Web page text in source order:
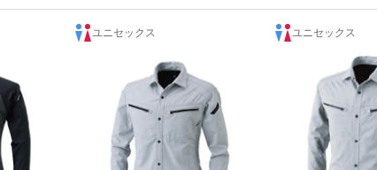
ユニセックス ユニセックス